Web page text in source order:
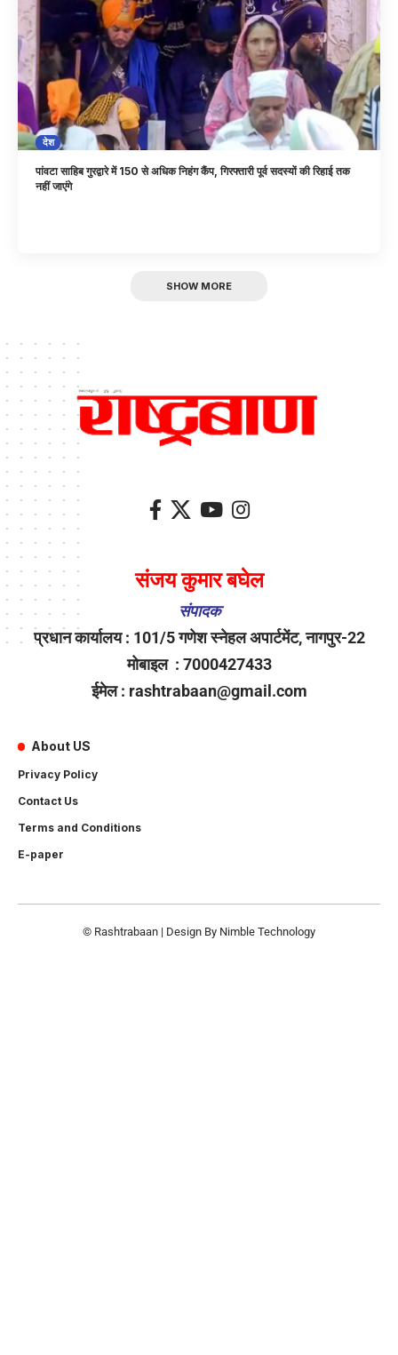
देश
पांवटा साहिब गुरद्वारे में 150 से अधिक निहंग कैंप, गिरफ्तारी पूर्व सदस्यों की रिहाई तक
नहीं जाएंगे
SHOW MORE
संजय कुमार बघेल
संपादक
प्रधान कार्यालय : 101/5 गणेश स्नेहल अपार्टमेंट, नागपुर-22
मोबाइल : 7000427433
ईमेल : rashtrabaan@gmail.com
About US
Privacy Policy
Contact Us
Terms and Conditions
E-paper
© Rashtrabaan | Design By Nimble Technology